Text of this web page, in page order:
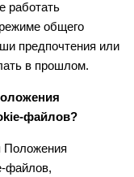
работать
общего
предпочтения или
в прошлом.
файлов?
Положения
файлов,